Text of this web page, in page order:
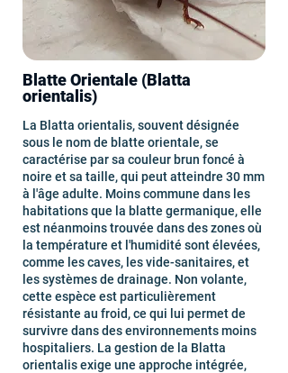
Blatte Orientale (Blatta
orientalis)
La Blatta orientalis, souvent désignée
sous le nom de blatte orientale, se
caractérise par sa couleur brun foncé à
noire et sa taille, qui peut atteindre 30 mm
à l'âge adulte. Moins commune dans les
habitations que la blatte germanique, elle
est néanmoins trouvée dans des zones où
la température et l'humidité sont élevées,
comme les caves, les vide-sanitaires, et
les systèmes de drainage. Non volante,
cette espèce est particulièrement
résistante au froid, ce qui lui permet de
survivre dans des environnements moins
hospitaliers. La gestion de la Blatta
orientalis exige une approche intégrée,